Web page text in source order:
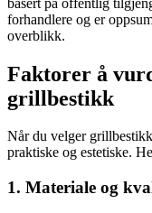
forhandlere og er
overblikk.
Faktorer å
grillbestikk
Når du velger
praktiske og estetiske.
1. Materiale og